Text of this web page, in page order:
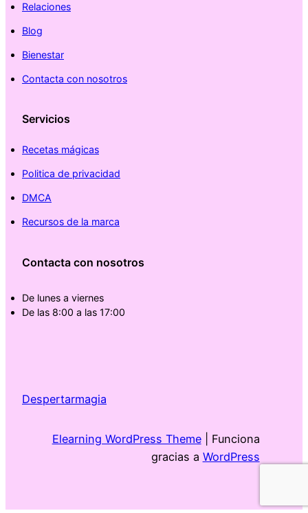
Relaciones
Blog
Bienestar
Contacta con nosotros
Servicios
Recetas mágicas
Politica de privacidad
DMCA
Recursos de la marca
Contacta con nosotros
De lunes a viernes
De las 8:00 a las 17:00
Despertarmagia
Elearning WordPress Theme| Funciona
gracias a WordPress